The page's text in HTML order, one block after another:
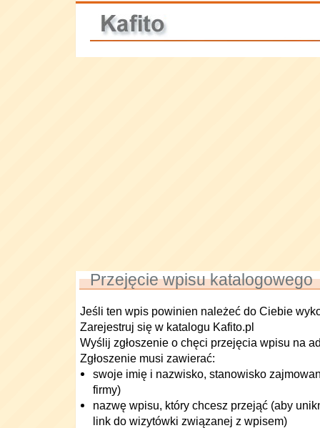
Przejęcie wpisu katalogowego
Jeśli ten wpis powinien należeć do Ciebie
Zarejestruj się w katalogu Kafito.pl
Wyślij zgłoszenie o chęci przejęcia wpisu na
Zgłoszenie musi zawierać:
swoje imię i nazwisko, stanowisko
firmy)
nazwę wpisu, który chcesz przejąć (aby
link do wizytówki związanej z wpisem)